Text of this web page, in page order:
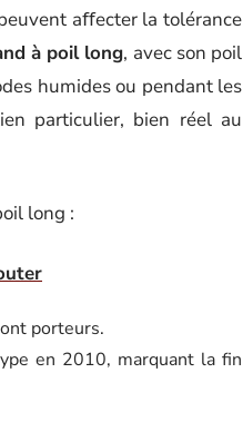
aﬀecter la tolérance
à poil long, avec son poil
humides ou pendant les
particulier, bien réel au
long :
porteurs.
en 2010, marquant la fin